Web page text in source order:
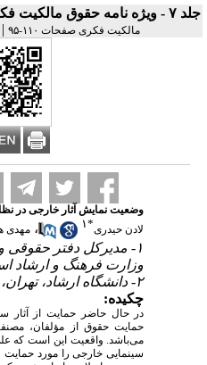
جلد ۷ - ویژه نامه حقوق مالکیت فکری
مالکیت فکری صفحات ۱۱۰-۹۵
|
وضعیت نمایش آثار خارجی در
لادن حیدری*۱ ، مهدی
۱- مدیرکل دفتر حقوقی
وزارت فرهنگ و ارشاد
۲- دانشگاه ارشاد، تهران، ایران،
چکیده:
در حال حاضر حمایت از آثار
می‌باشد. واقعیت این است که
سینمایی خارجی را مورد